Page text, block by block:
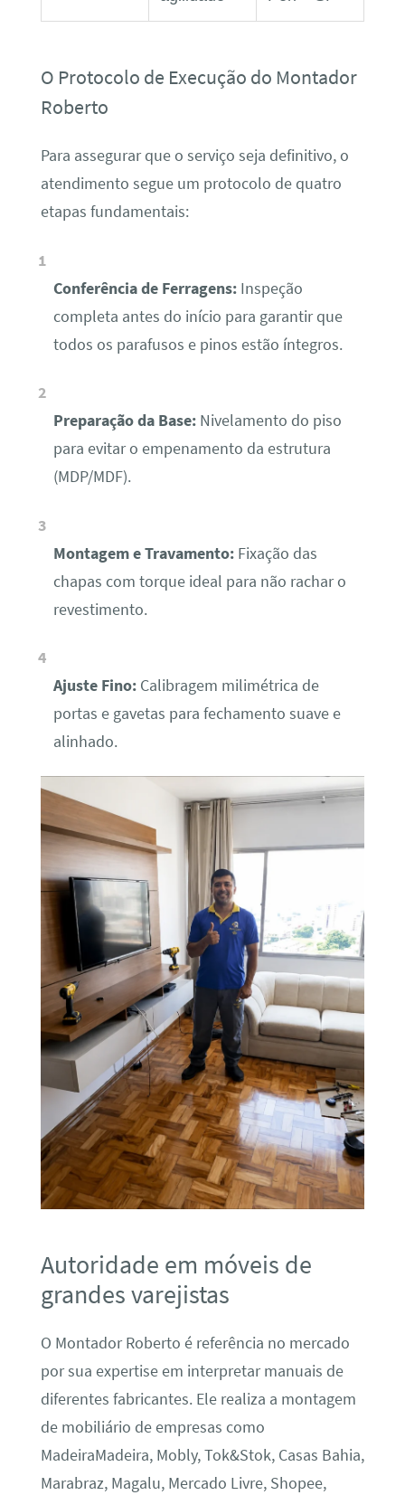
O Protocolo de Execução do Montador
Roberto
Para assegurar que o serviço seja definitivo, o
atendimento segue um protocolo de quatro
etapas fundamentais:
Conferência de Ferragens:Inspeção
completa antes do início para garantir que
todos os parafusos e pinos estão íntegros.
Preparação da Base:Nivelamento do piso
para evitar o empenamento da estrutura
(MDP/MDF).
Montagem e Travamento:Fixação das
chapas com torque ideal para não rachar o
revestimento.
Ajuste Fino:Calibragem milimétrica de
portas e gavetas para fechamento suave e
alinhado.
Autoridade em móveis de
grandes varejistas
O Montador Roberto é referência no mercado
por sua expertise em interpretar manuais de
diferentes fabricantes. Ele realiza a montagem
de mobiliário de empresas como
MadeiraMadeira, Mobly, Tok&Stok, Casas Bahia,
Marabraz, Magalu, Mercado Livre, Shopee,